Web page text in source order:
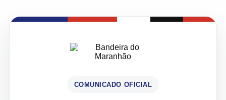
COMUNICADO OFICIAL